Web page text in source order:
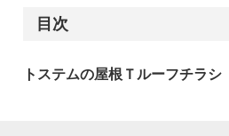
目次
トステムの屋根Ｔルーフチラシ